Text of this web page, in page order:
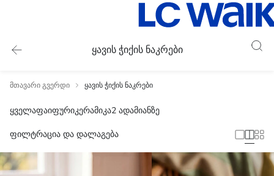
ყავის ჭიქის ნაკრები
მთავარი გვერდი ყავის ჭიქის ნაკრები
ყველაფაიფურიკერამიკა2 ადამიანზე
ფილტრაცია და დალაგება